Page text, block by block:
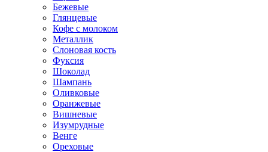
Бежевые
Глянцевые
Кофе с молоком
Металлик
Слоновая кость
Фуксия
Шоколад
Шампань
Оливковые
Оранжевые
Вишневые
Изумрудные
Венге
Ореховые